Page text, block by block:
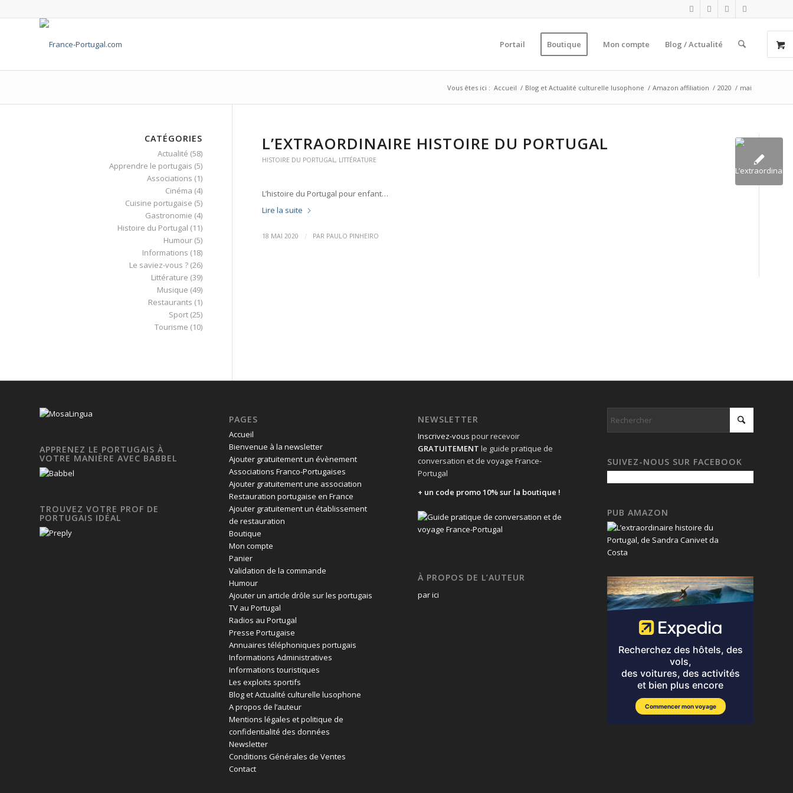
Portail Boutique Mon compte Blog / Actualité
Vous êtes ici : Accueil / Blog et Actualité culturelle lusophone / Amazon affiliation / 2020 / mai
L’EXTRAORDINAIRE HISTOIRE DU PORTUGAL
HISTOIRE DU PORTUGAL, LITTÉRATURE
L’histoire du Portugal pour enfant…
Lire la suite
18 MAI 2020 / PAR PAULO PINHEIRO
CATÉGORIES
Actualité (58)
Apprendre le portugais (5)
Associations (1)
Cinéma (4)
Cuisine portugaise (5)
Gastronomie (4)
Histoire du Portugal (11)
Humour(5)
Informations (18)
Le saviez-vous ?(26)
Littérature (39)
Musique (49)
Restaurants (1)
Sport(25)
Tourisme (10)
APPRENEZ LE PORTUGAIS À
VOTRE MANIÈRE AVEC BABBEL
TROUVEZ VOTRE PROF DE
PORTUGAIS IDÉAL
PAGES
Accueil
Bienvenue à la newsletter
Ajouter gratuitement un évènement
Associations Franco-Portugaises
Ajouter gratuitement une association
Restauration portugaise en France
Ajouter gratuitement un établissement
de restauration
Boutique
Mon compte
Panier
Validation de la commande
Humour
Ajouter un article drôle sur les portugais
TV au Portugal
Radios au Portugal
Presse Portugaise
Annuaires téléphoniques portugais
Informations Administratives
Informations touristiques
Les exploits sportifs
Blog et Actualité culturelle lusophone
A propos de l’auteur
Mentions légales et politique de
confidentialité des données
Newsletter
Conditions Générales de Ventes
Contact
NEWSLETTER
Inscrivez-vous pour recevoir
GRATUITEMENT le guide pratique de
conversation et de voyage France-
Portugal
+ un code promo 10% sur la boutique !
À PROPOS DE L’AUTEUR
par ici
SUIVEZ-NOUS SUR FACEBOOK
PUB AMAZON